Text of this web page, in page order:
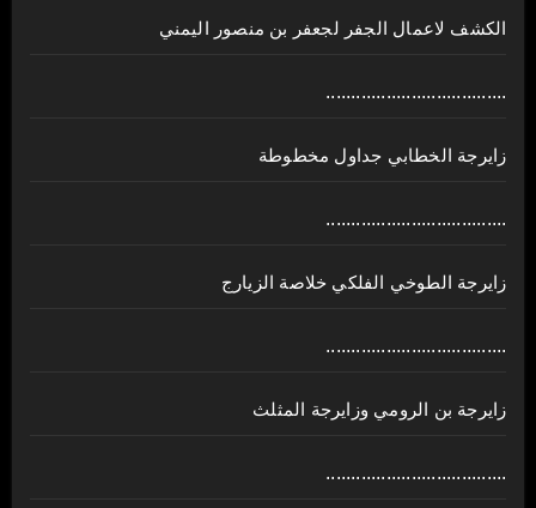
الكشف لاعمال الجفر لجعفر بن منصور اليمني
....................................
زايرجة الخطابي جداول مخطوطة
....................................
زايرجة الطوخي الفلكي خلاصة الزيارج
....................................
زايرجة بن الرومي وزايرجة المثلث
....................................